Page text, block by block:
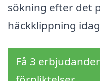
sökning efter det
häckklippning
Få 3